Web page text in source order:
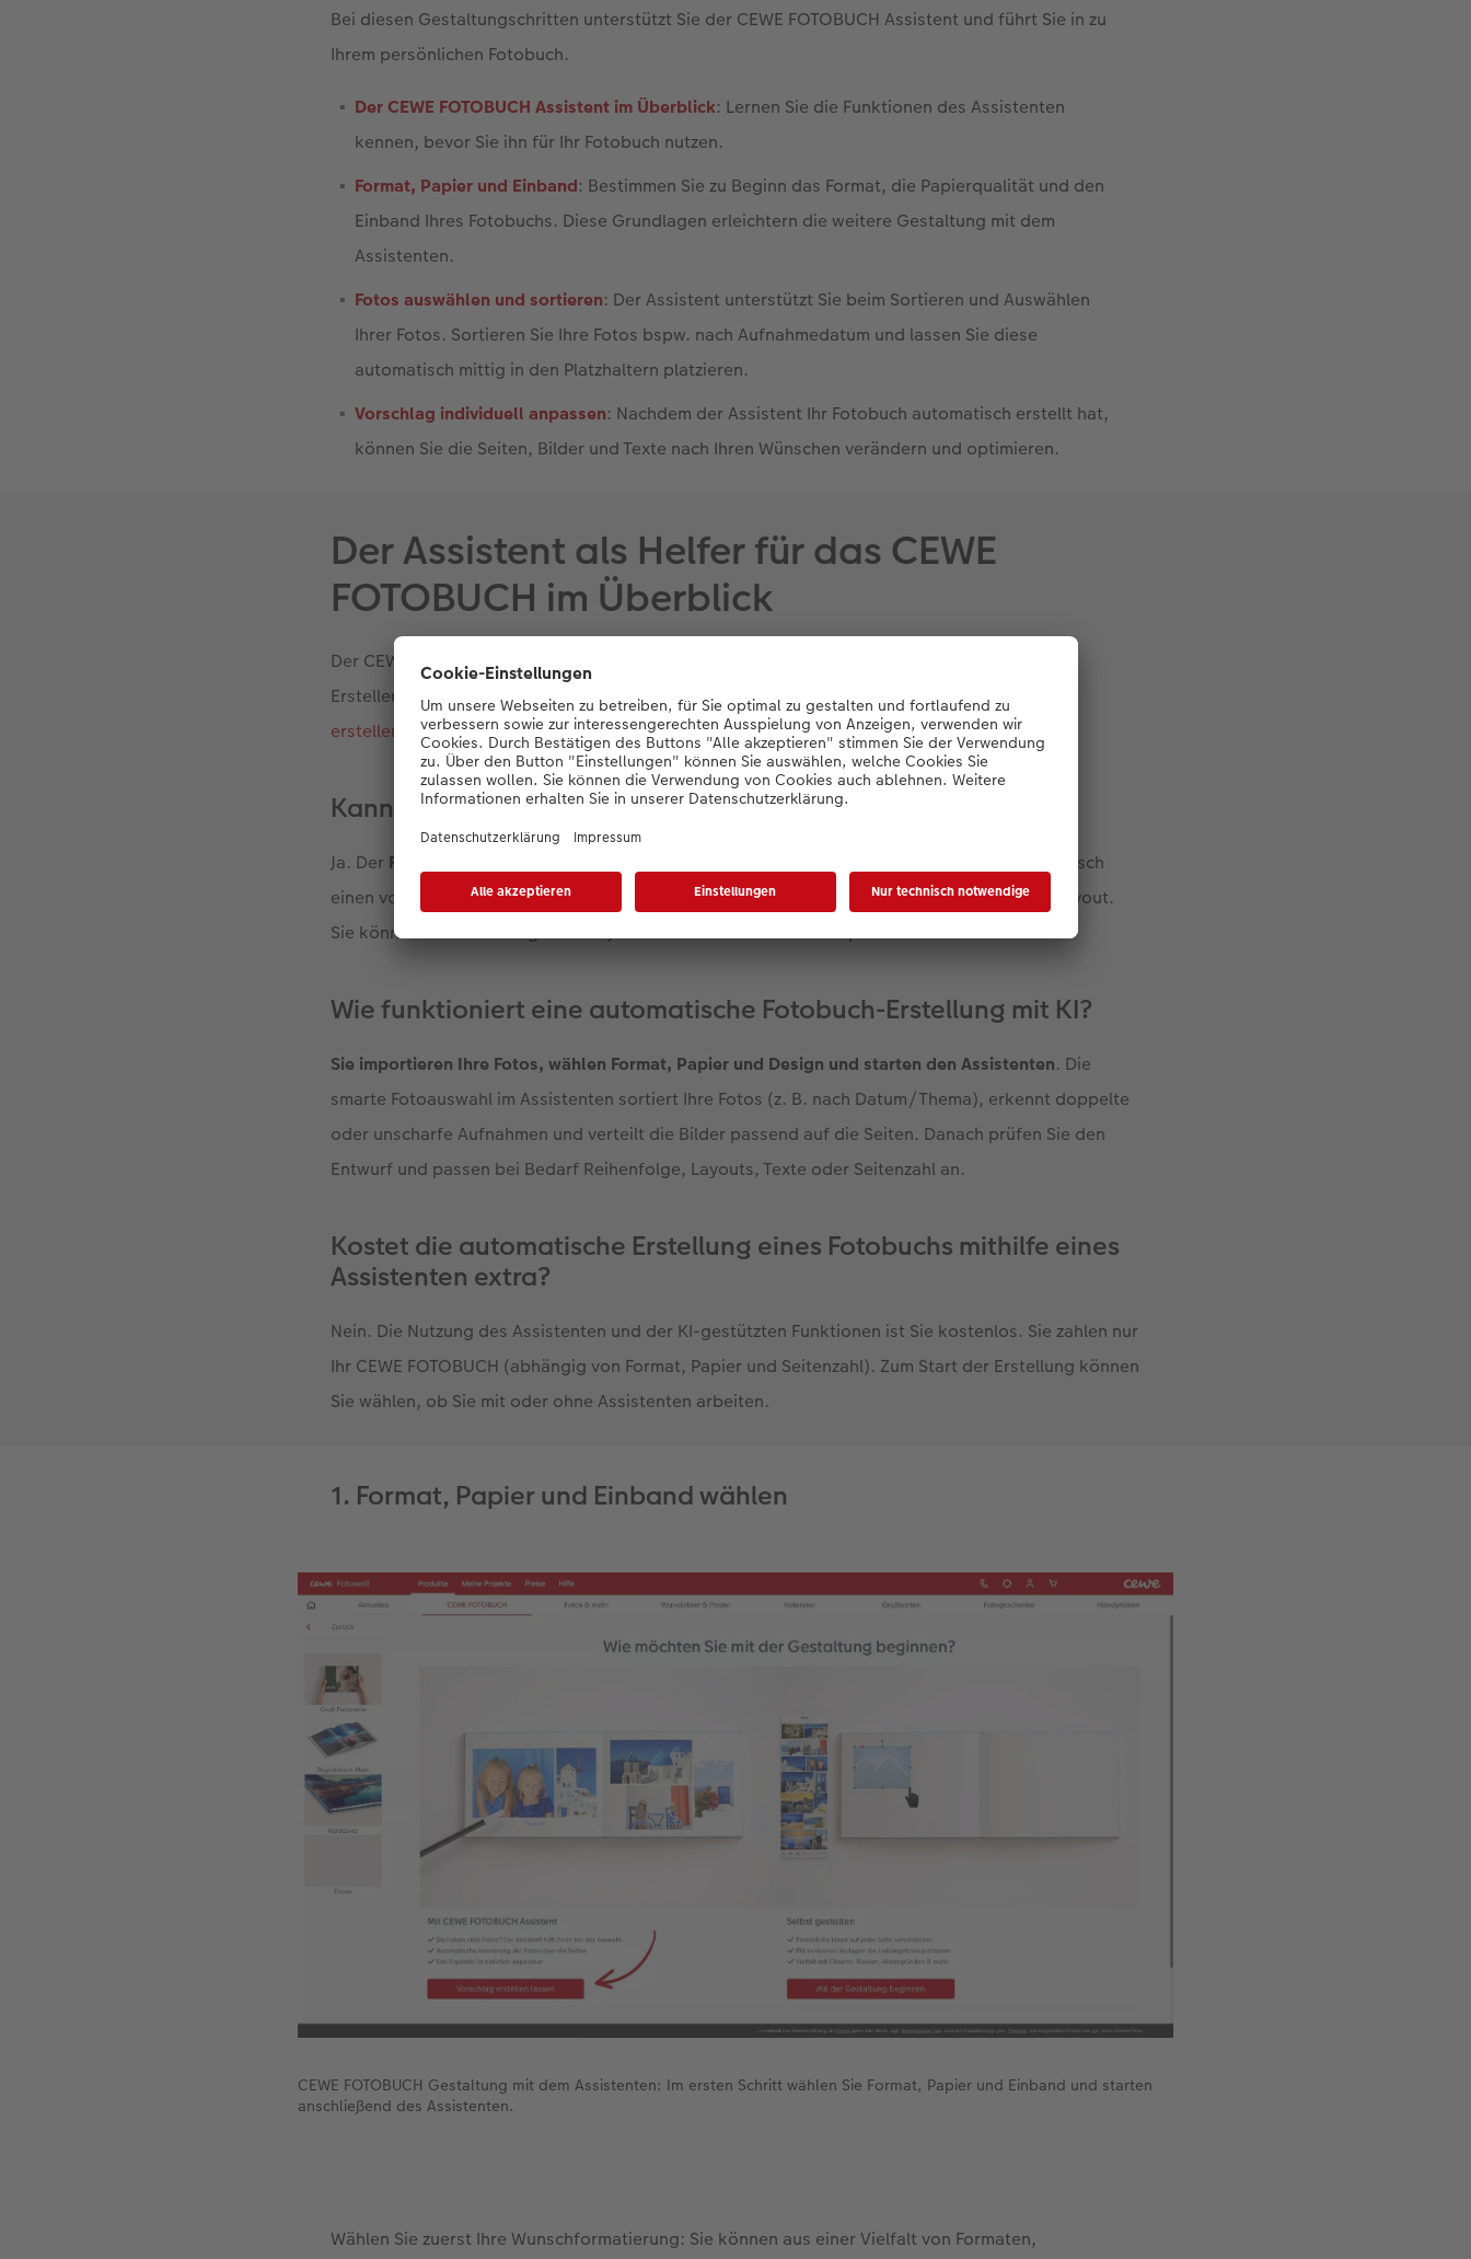
Bei diesen Gestaltungschritten unterstützt Sie der CEWE FOTOBUCH Assistent und führt Sie in zu
Ihrem persönlichen Fotobuch.
Der CEWE FOTOBUCH Assistent im Überblick: Lernen Sie die Funktionen des Assistenten
kennen, bevor Sie ihn für Ihr Fotobuch nutzen.
Format, Papier und Einband: Bestimmen Sie zu Beginn das Format, die Papierqualität und den
Einband Ihres Fotobuchs. Diese Grundlagen erleichtern die weitere Gestaltung mit dem
Assistenten.
Fotos auswählen und sortieren: Der Assistent unterstützt Sie beim Sortieren und Auswählen
Ihrer Fotos. Sortieren Sie Ihre Fotos bspw. nach Aufnahmedatum und lassen Sie diese
automatisch mittig in den Platzhaltern platzieren.
Vorschlag individuell anpassen: Nachdem der Assistent Ihr Fotobuch automatisch erstellt hat,
können Sie die Seiten, Bilder und Texte nach Ihren Wünschen verändern und optimieren.
Der Assistent als Helfer für das CEWE
FOTOBUCH im Überblick
Der CEWE FOTOBUCH Assistent
Erstellen und Gestalten Ihres Fotobuchs. Mit ihm können Sie Ihr Fotobuch mit KI automatisch
erstellen
lassen und den Entwurf anschließend bearbeiten.
Kann man ein Fotobuch automatisch erstellen lassen?
Ja. Der Fotobuch-Assistent in der CEWE Fotowelt Software
erstellt aus Ihren Bildern automatisch
einen vollständigen Entwurf für Ihr Fotobuch. Inklusive Fotoauswahl, Sortierung und Seitenlayout.
Sie können den Vorschlag anschließend nach Ihren Wünschen anpassen und bestellen.
Wie funktioniert eine automatische Fotobuch-Erstellung mit KI?
Sie importieren Ihre Fotos, wählen Format, Papier und Design und starten den Assistenten. Die
smarte Fotoauswahl im Assistenten sortiert Ihre Fotos (z. B. nach Datum/Thema), erkennt doppelte
oder unscharfe Aufnahmen und verteilt die Bilder passend auf die Seiten. Danach prüfen Sie den
Entwurf und passen bei Bedarf Reihenfolge, Layouts, Texte oder Seitenzahl an.
Kostet die automatische Erstellung eines Fotobuchs mithilfe eines
Assistenten extra?
Nein. Die Nutzung des Assistenten und der KI-gestützten Funktionen ist Sie kostenlos. Sie zahlen nur
Ihr CEWE FOTOBUCH (abhängig von Format, Papier und Seitenzahl). Zum Start der Erstellung können
Sie wählen, ob Sie mit oder ohne Assistenten arbeiten.
1. Format, Papier und Einband wählen
CEWE FOTOBUCH Gestaltung mit dem Assistenten: Im ersten Schritt wählen Sie Format, Papier und Einband und starten
anschließend des Assistenten.
Wählen Sie zuerst Ihre Wunschformatierung: Sie können aus einer Vielfalt von Formaten,